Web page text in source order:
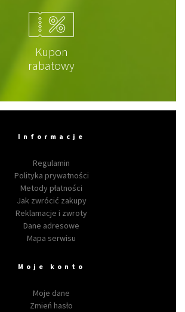
Kupon
rabatowy
Informacje
Regulamin
Polityka prywatności
Metody płatności
Jak zwrócić zakupy
Reklamacje i zwroty
Dane adresowe
Mapa serwisu
Moje konto
Moje dane
Zmień hasło